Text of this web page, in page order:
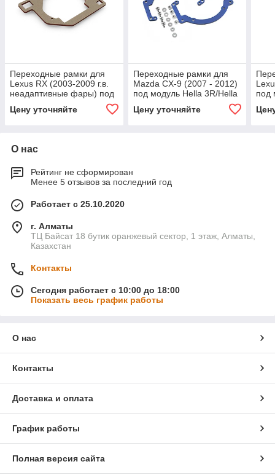
Переходные рамки для
Lexus RX (2003-2009 г.в.
неадаптивные фары) под
(Комплект, 2шт)
Цену уточняйте
Переходные рамки для
Mazda CX-9 (2007 - 2012)
под модуль Hella 3R/Hella
Цену уточняйте
под
О нас
Рейтинг не сформирован
Менее 5 отзывов за последний год
Работает с 25.10.2020
г. Алматы
ТЦ Байсат 18 бутик оранжевый сектор, 1 этаж, Алматы,
Казахстан
Контакты
Сегодня работает с 10:00 до 18:00
Показать весь график работы
О нас
Контакты
Доставка и оплата
График работы
Полная версия сайта